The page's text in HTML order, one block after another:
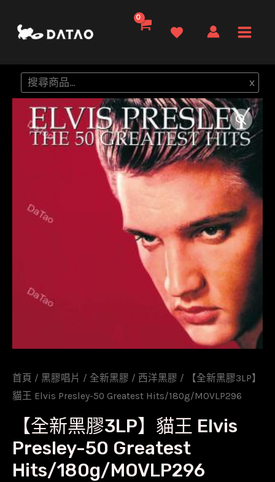
要
Menu
搜
尋
x
首頁 / 黑膠唱片 / 全新黑膠 / 西洋黑膠 / 【全新黑膠3LP】
貓王 Elvis Presley-50 Greatest Hits/180g/MOVLP296
【全新黑膠3LP】貓王 Elvis
Presley-50 Greatest
Hits/180g/MOVLP296